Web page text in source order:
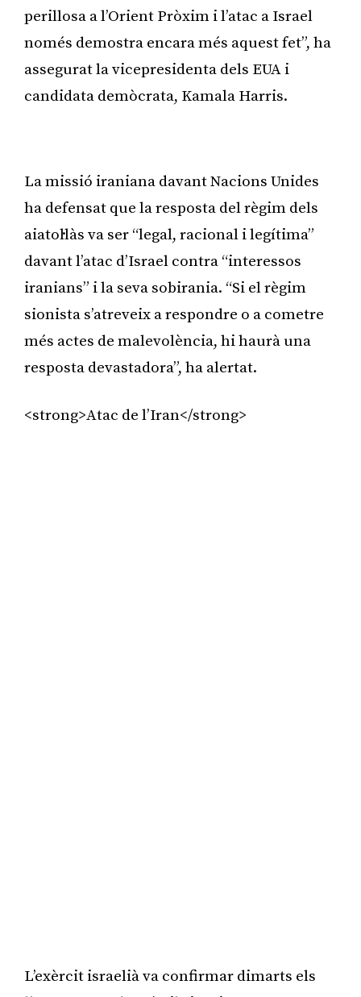
perillosa a l’Orient Pròxim i l’atac a Israel
només demostra encara més aquest fet”, ha
assegurat la vicepresidenta dels EUA i
candidata demòcrata, Kamala Harris.
La missió iraniana davant Nacions Unides
ha defensat que la resposta del règim dels
aiatol·làs va ser “legal, racional i legítima”
davant l’atac d’Israel contra “interessos
iranians” i la seva sobirania. “Si el règim
sionista s’atreveix a respondre o a cometre
més actes de malevolència, hi haurà una
resposta devastadora”, ha alertat.
<strong>Atac de l’Iran</strong>
L’exèrcit israelià va confirmar dimarts els